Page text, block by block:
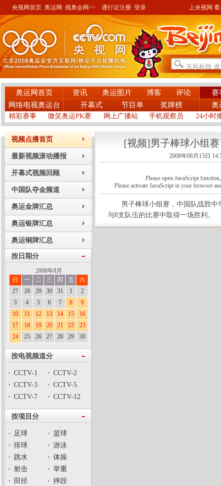
央视网首页 奥运网 残奥会网>> 通行证注册 登录 上央视网 看奥
奥运网首页 资讯 奥运图片 博客 评论
赛
网络电视奥运台
开幕式 节目单 奖牌榜 奥
精彩赛事 微笑奥运PK赛 网上广播站 手机观察员 24小时
视频点播首页
最新视频滚动播报
开幕式视频回顾
中国队夺金频道
奥运金牌汇总
奥运银牌汇总
奥运铜牌汇总
按日期分
2008年8月
日
一 二 三 四 五
六
27
28 29 30 31 1
2
3
4 5 6 7 8
9
10
11 12 13 14 15
16
17
18 19 20 21 22
23
24
25 26 27 28 29 30
按电视频道分
CCTV-1
CCTV-2
CCTV-3
CCTV-5
CCTV-7
CCTV-12
按项目分
足球
篮球
排球
游泳
跳水
体操
射击
举重
田径
摔跤
[视频]男子棒球小组
2008年08月15日
Please open JavaScript
Please activate JavaScript in your browser
男子棒球小组赛，中国队战胜中
与8支队伍的比赛中取得一场胜利。